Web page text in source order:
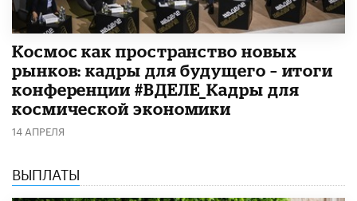
Космос как пространство новых
рынков: кадры для будущего – итоги
конференции #ВДЕЛЕ_Кадры для
космической экономики
14 АПРЕЛЯ
ВЫПЛАТЫ